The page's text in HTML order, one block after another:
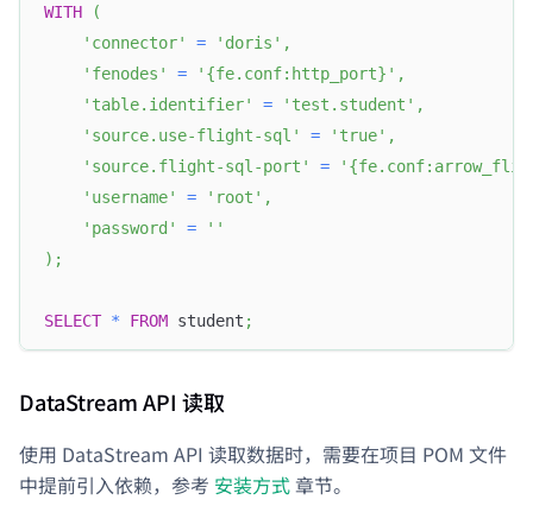
WITH
(
'connector'
= 'doris' ,
'fenodes'
= '{fe.conf:http_port}' ,
'table.identifier'
= 'test.student' ,
'source.use-flight-sql'
= 'true' ,
'source.flight-sql-port'
=
'username'
= 'root' ,
'password'
=
''
) ;
SELECT * FROM student ;
DataStream API 读取
使用 DataStream API 读取数据时，需要在项目 POM 文件
中提前引入依赖，参考 安装方式章节。